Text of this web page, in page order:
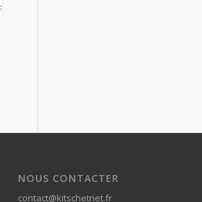
NOUS CONTACTER
contact@kitschetnet.fr